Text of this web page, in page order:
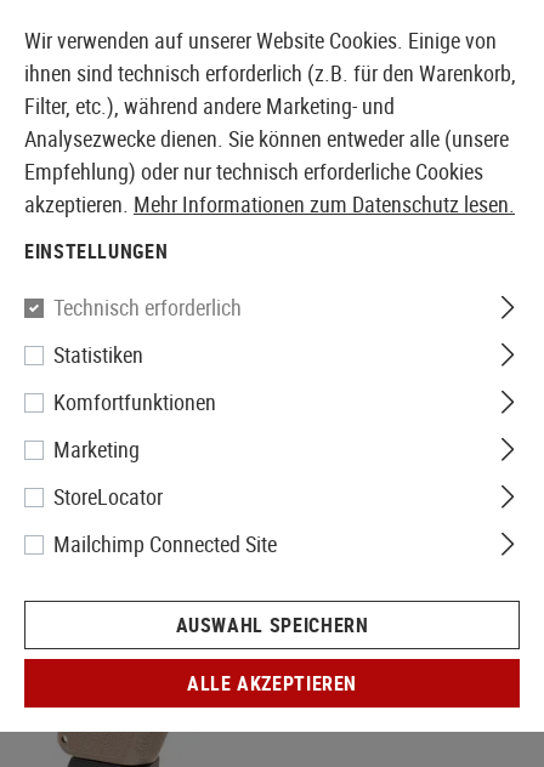
EUROPÄISCHER AIRSOFT SHOP & GROßHÄNDLER
KJ Works
KP-13 Metal Version GBB
Wir verwenden auf unserer Website Cookies. Einige von
ihnen sind technisch erforderlich (z.B. für den Warenkorb,
Filter, etc.), während andere Marketing- und
Analysezwecke dienen. Sie können entweder alle (unsere
Empfehlung) oder nur technisch erforderliche Cookies
akzeptieren. Mehr Informationen zum Datenschutz lesen.
EINSTELLUNGEN
Technisch erforderlich
Statistiken
Komfortfunktionen
Marketing
StoreLocator
Mailchimp Connected Site
AUSWAHL SPEICHERN
ALLE AKZEPTIEREN